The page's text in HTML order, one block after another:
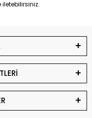
iletebilirsiniz.